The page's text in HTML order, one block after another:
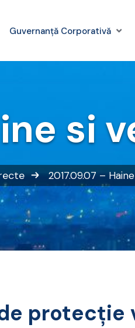
Guvernanță Corporativă
si
2017.09.07 –